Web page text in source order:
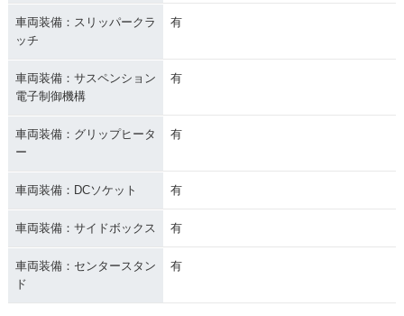
車両装備：スリッパークラ
ッチ
有
車両装備：サスペンション
電子制御機構
有
車両装備：グリップヒータ
ー
有
車両装備：DCソケット 有
車両装備：サイドボックス 有
車両装備：センタースタン
ド
有